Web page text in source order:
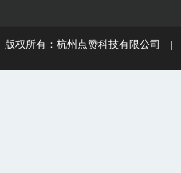
版权所有：杭州点赞科技有限公司